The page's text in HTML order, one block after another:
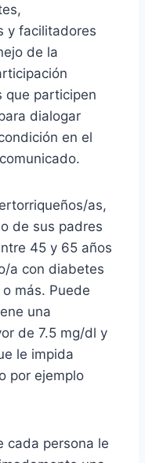
y facilitadores
de la
que participen
dialogar
en el
as,
de sus padres
45 y 65 años
a con diabetes
más. Puede
una
de 7.5 mg/dl y
le impida
por ejemplo
cada persona le